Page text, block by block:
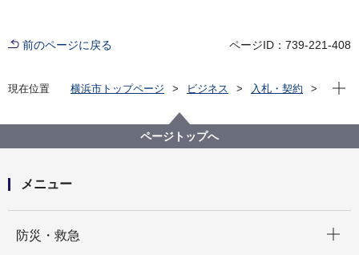
前のページに戻る ページID：739-221-408
現在位置 横浜市トップページ ビジネス
入札・契約
【終了】大黒ふ頭での外国客船受入設営業務委託（令
和５年度下期）（その２）
現在
ページトップへ
メニュー
防災・救急